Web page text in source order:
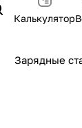
Калькулятор
Зарядные